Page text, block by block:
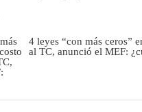
4 leyes “con más ceros”
al TC, anunció el MEF: